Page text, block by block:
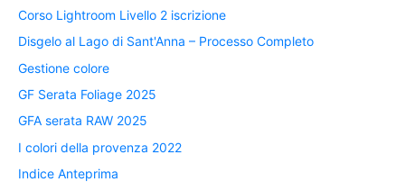
Corso Lightroom Livello 2 iscrizione
Disgelo al Lago di Sant'Anna – Processo Completo
Gestione colore
GF Serata Foliage 2025
GFA serata RAW 2025
I colori della provenza 2022
Indice Anteprima